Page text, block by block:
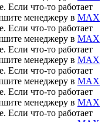
Если что-то работает
менеджеру в MAX
Если что-то работает
менеджеру в MAX
Если что-то работает
менеджеру в MAX
Если что-то работает
менеджеру в MAX
Если что-то работает
менеджеру в MAX
Если что-то работает